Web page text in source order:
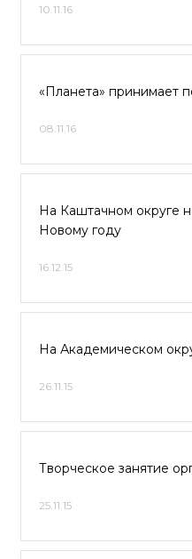
10.11.16
«Планета» принимает
08.11.16
На Каштачном округе
Новому году
16.12.15
На Академическом
26.11.15
Творческое занятие
25.11.15